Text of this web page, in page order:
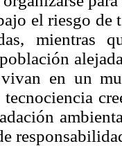
el riesgo de
en un